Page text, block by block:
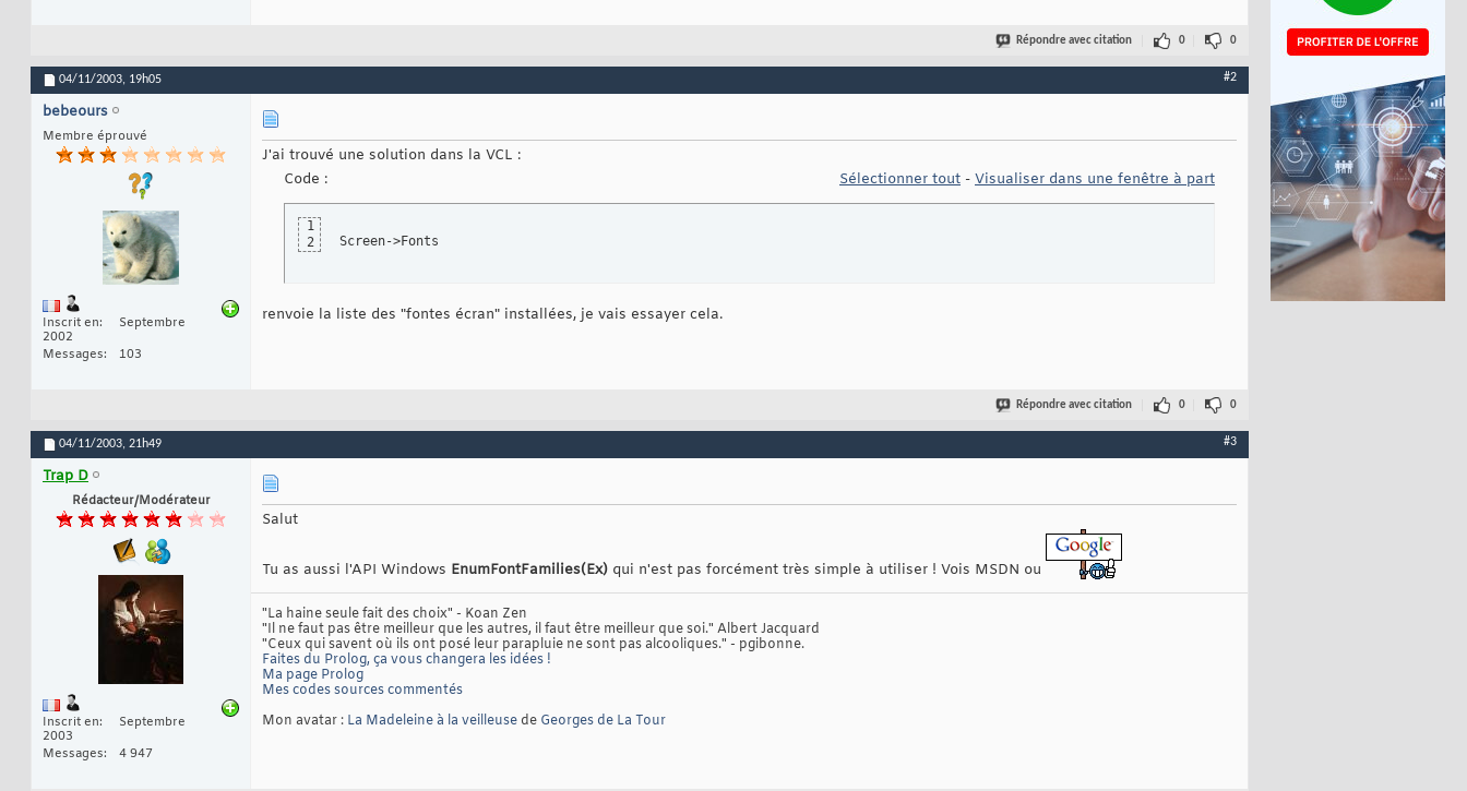
Répondre avec citation 0 0
04/11/2003, 19h05 #2
bebeours
Membre éprouvé
Inscrit en
Septembre
2002
Messages
103
J'ai trouvé une solution dans la VCL :
Code :
Sélectionner tout - Visualiser dans une fenêtre à part
1
2
Screen->Fonts
renvoie la liste des "fontes écran" installées, je vais essayer cela.
Répondre avec citation 0 0
04/11/2003, 21h49 #3
Trap D
Rédacteur/Modérateur
Inscrit en
Septembre
2003
Messages
4 947
Salut
Tu as aussi l'API Windows EnumFontFamilies(Ex) qui n'est pas forcément très simple à utiliser ! Vois MSDN ou
"La haine seule fait des choix" - Koan Zen
"Il ne faut pas être meilleur que les autres, il faut être meilleur que soi." Albert Jacquard
"Ceux qui savent où ils ont posé leur parapluie ne sont pas alcooliques." - pgibonne.
Faites du Prolog, ça vous changera les idées !
Ma page Prolog
Mes codes sources commentés
Mon avatar : La Madeleine à la veilleuse de Georges de La Tour